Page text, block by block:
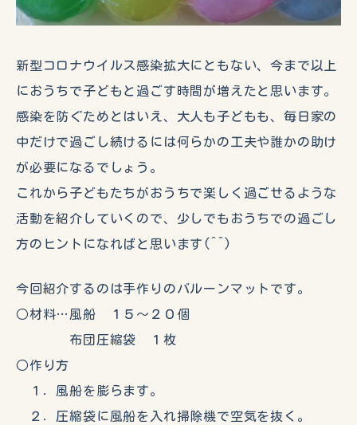
新型コロナウイルス感染拡大にともない、今まで以上
におうちで子どもと過ごす時間が増えたと思います。
感染を防ぐためとはいえ、大人も子どもも、毎日家の
中だけで過ごし続けるには何らかの工夫や誰かの助け
が必要になるでしょう。
これから子どもたちがおうちで楽しく過ごせるような
活動を紹介していくので、少しでもおうちでの過ごし
方のヒントになればと思います(^^)
今回紹介するのは手作りのバルーンマットです。
○材料…風船 １５～２０個
布団圧縮袋 １枚
○作り方
１．風船を膨らます。
２．圧縮袋に風船を入れ掃除機で空気を抜く。